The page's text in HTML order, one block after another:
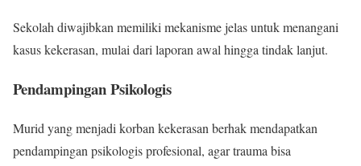
Sekolah diwajibkan memiliki mekanisme jelas untuk menangani
kasus kekerasan, mulai dari laporan awal hingga tindak lanjut.
Pendampingan Psikologis
Murid yang menjadi korban kekerasan berhak mendapatkan
pendampingan psikologis profesional, agar trauma bisa